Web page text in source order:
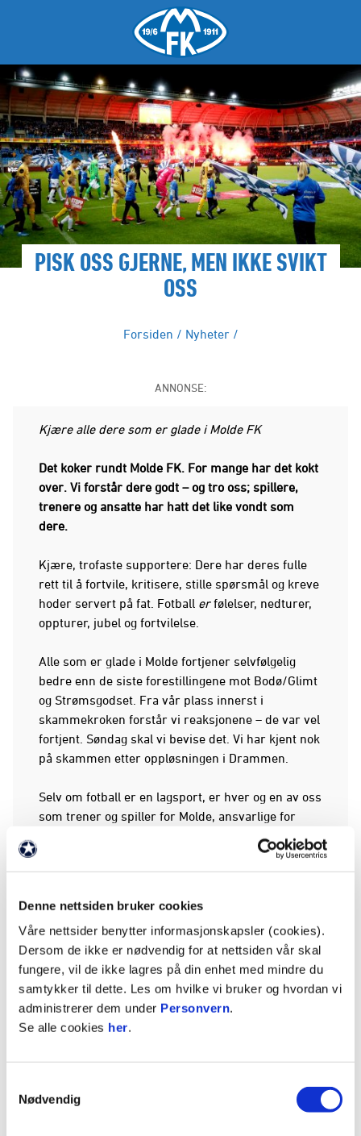
Denne nettsiden bruker cookies
Våre nettsider benytter informasjonskapsler (cookies).
Dersom de ikke er nødvendig for at nettsiden vår skal
fungere, vil de ikke lagres på din enhet med mindre du
samtykker til dette. Les om hvilke vi bruker og hvordan vi
administrerer dem under Personvern.
Se alle cookies her.
Nødvendig
PISK OSS GJERNE, MEN IKKE SVIKT
OSS
Forsiden / Nyheter /
ANNONSE:
Kjære alle dere som er glade i Molde FK
Det koker rundt Molde FK. For mange har det kokt
over. Vi forstår dere godt – og tro oss; spillere,
trenere og ansatte har hatt det like vondt som
dere.
Kjære, trofaste supportere: Dere har deres fulle
rett til å fortvile, kritisere, stille spørsmål og kreve
hoder servert på fat. Fotball erfølelser, nedturer,
oppturer, jubel og fortvilelse.
Alle som er glade i Molde fortjener selvfølgelig
bedre enn de siste forestillingene mot Bodø/Glimt
og Strømsgodset. Fra vår plass innerst i
skammekroken forstår vi reaksjonene – de var vel
fortjent. Søndag skal vi bevise det. Vi har kjent nok
på skammen etter oppløsningen i Drammen.
Selv om fotball er en lagsport, er hver og en av oss
som trener og spiller for Molde, ansvarlige for
prestasjonene. Vi peker kun på oss selv. Detskal
stilles skyhøye krav til Norges beste fotballklubb –
til landets sterkeste spillerstall, på landets
Vi er klare over at et unisont, høylytt «Unnskyld»
ikke er nok. Det skal, og vil, følges opp med
handling. Her, nå – i dag, og på søndag. Det er vårt
ansvar å bringe fotballgleden tilbake til alle som er
glade i Molde. Den jobben startet på flyet over
fjellet på mandag, og har fortsatt i garderoben, på
denne uken. Søndag skal Sandefjord få merke
hvordan såret stolthet vil kanalisere en «farlig»
positiv energi og spilleglede.